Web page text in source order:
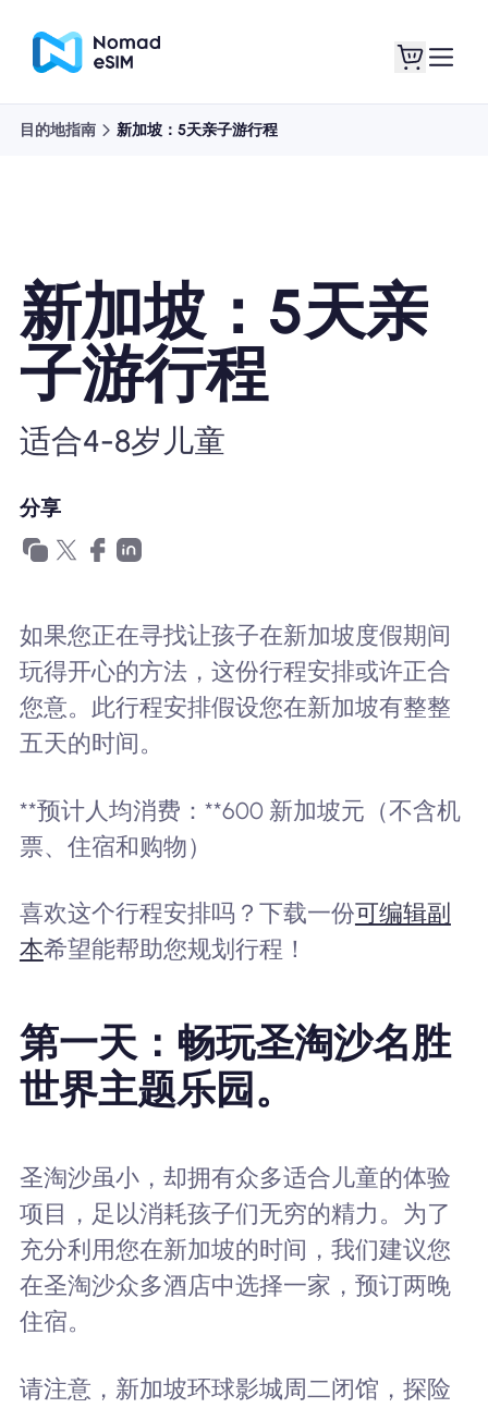
商城
关于 eSIM
为什么选择Nomad eSIM
企业用户
目的地指南 新加坡：5天亲子游行程
新加坡：5天亲
子游行程
适合4-8岁儿童
分享
如果您正在寻找让孩子在新加坡度假期间
玩得开心的方法，这份行程安排或许正合
您意。此行程安排假设您在新加坡有整整
五天的时间。
**预计人均消费：**600 新加坡元（不含机
票、住宿和购物）
喜欢这个行程安排吗？下载一份可编辑副
本希望能帮助您规划行程！
第一天：畅玩圣淘沙名胜
世界主题乐园。
圣淘沙虽小，却拥有众多适合儿童的体验
项目，足以消耗孩子们无穷的精力。为了
充分利用您在新加坡的时间，我们建议您
在圣淘沙众多酒店中选择一家，预订两晚
住宿。
请注意，新加坡环球影城周二闭馆，探险